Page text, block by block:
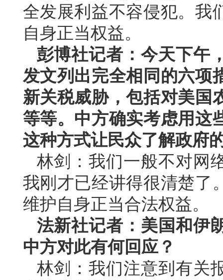
全发展利益不容侵犯。我
自身正当权益。
彭博社记者：今天下午
发文列出完全相同的六项
新关税威胁，包括对美国
等等。中方确实考虑用这
这种方式让民众了解政府
林剑：我们一般不对网
我刚才已经讲得很清楚了
维护自身正当合法权益。
法新社记者：美国和伊
中方对此有何回应？
林剑：我们注意到有关